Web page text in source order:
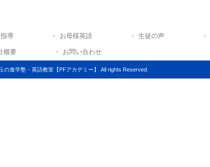
導 お母様英語 生徒の声
概要 お問い合わせ
の進学塾・英語教室【PFアカデミー】 All rights Reserved.